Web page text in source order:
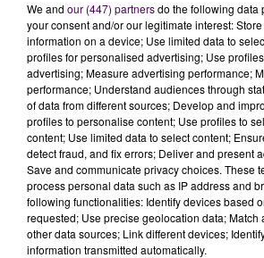
We and our (447) partnersdo the following data
your consent and/or our legitimate interest:
information on a device; Use limited data to
profiles for personalised advertising; Use
advertising; Measure advertising performance;
performance; Understand audiences through
of data from different sources; Develop and
profiles to personalise content; Use profiles to
content; Use limited data to select content;
detect fraud, and fix errors; Deliver and present
Save and communicate privacy choices. These
process personal data such as IP address and
following functionalities: Identify devices based
requested; Use precise geolocation data; Match
other data sources; Link different devices;
information transmitted automatically.